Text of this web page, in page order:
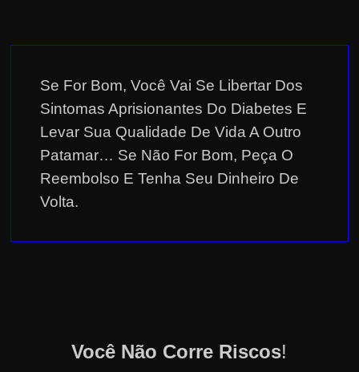
Se For Bom, Você Vai Se Libertar Dos
Sintomas Aprisionantes Do Diabetes E
Levar Sua Qualidade De Vida A Outro
Patamar… Se Não For Bom, Peça O
Reembolso E Tenha Seu Dinheiro De
Volta.
Você Não Corre Riscos!